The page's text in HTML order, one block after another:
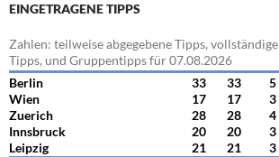
EINGETRAGENE TIPPS
Zahlen: teilweise abgegebene Tipps, vollständige
Tipps, und Gruppentipps für 07.08.2026
Berlin
33 33
5
Wien
17 17
3
Zuerich
28 28
4
Innsbruck
20 20
3
Leipzig
21 21 3